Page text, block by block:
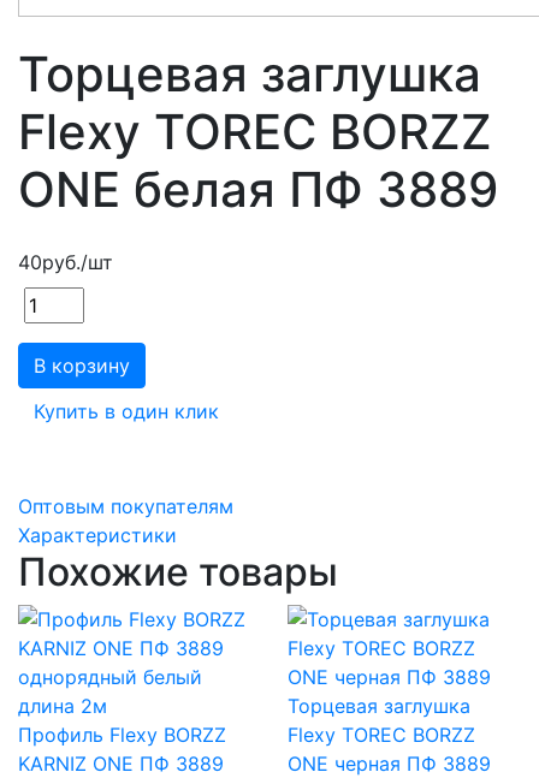
Торцевая заглушка
Flexy TOREC BORZZ
ONE белая ПФ 3889
40руб./шт
В корзину
Купить в один клик
Оптовым покупателям
Характеристики
Похожие товары
Профиль Flexy BORZZ
KARNIZ ONE ПФ 3889
Торцевая заглушка
Flexy TOREC BORZZ
ONE черная ПФ 3889